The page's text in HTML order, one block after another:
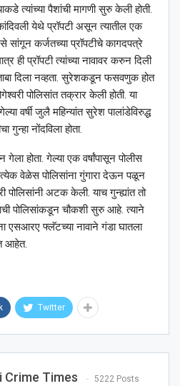
त्यांच्या पैशांची मागणी सुरु केली होती.
येथे प्रॉपटी असून त्यातील एक
सांगून कर्जतच्या प्रॉपटीचे कागदपत्रे
ही प्रॉपटी त्यांच्या नावावर करुन दिली
दिला नव्हता. सुरेशकडून फसवणुक होत
पोलिसांत तक्रार केली होती. या
वर्षी जुलै महिन्यांत सुरेश पालांडेविरुद्ध
गुन्हा नोंदविला होता.
होता. गेल्या एक वर्षांपासून पोलीस
वेळेस पोलिसांना गुंगारा देऊन पळून
पोलिसांनी अटक केली. याच गुन्ह्यांत तो
पोलिसांकडून चौकशी सुरु आहे. त्याने
एसआरए फ्लॅटच्या नावाने गंडा घातला
आहेत.
Twitter
Crime Times 5222 Posts